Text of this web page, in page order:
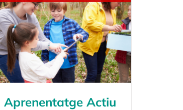
Aprenentatge Actiu